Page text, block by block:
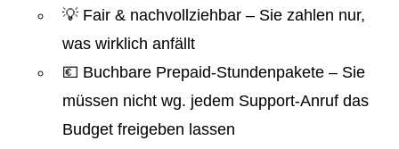
💡 Fair & nachvollziehbar – Sie zahlen nur,
was wirklich anfällt
💶 Buchbare Prepaid-Stundenpakete – Sie
müssen nicht wg. jedem Support-Anruf das
Budget freigeben lassen